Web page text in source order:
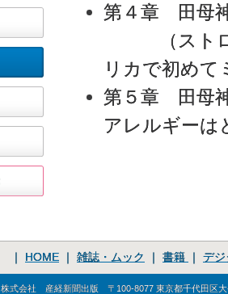
第４章 田母
（ストロン
リカで初め
第５章 田母
アレルギー
｜ HOME ｜ 雑誌・ムック ｜ 書籍 ｜ デ
株式会社 産経新聞出版 〒100-8077 東京都千代田区